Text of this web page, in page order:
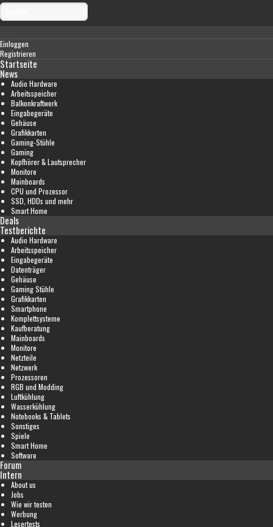
Einloggen
Registrieren
Startseite
News
Audio Hardware
Arbeitsspeicher
Balkonkraftwerk
Eingabegeräte
Gehäuse
Grafikkarten
Gaming-Stühle
Gaming
Kopfhörer & Lautsprecher
Monitore
Mainboards
CPU und Prozessor
SSD, HDDs und mehr
Smart Home
Deals
Testberichte
Audio Hardware
Arbeitsspeicher
Eingabegeräte
Datenträger
Gehäuse
Gaming Stühle
Grafikkarten
Smartphone
Komplettsysteme
Kaufberatung
Mainboards
Monitore
Netzteile
Netzwerk
Prozessoren
RGB und Modding
Luftkühlung
Wasserkühlung
Notebooks & Tablets
Sonstiges
Spiele
Smart Home
Software
Forum
Intern
About us
Jobs
Wie wir testen
Werbung
Lesertests